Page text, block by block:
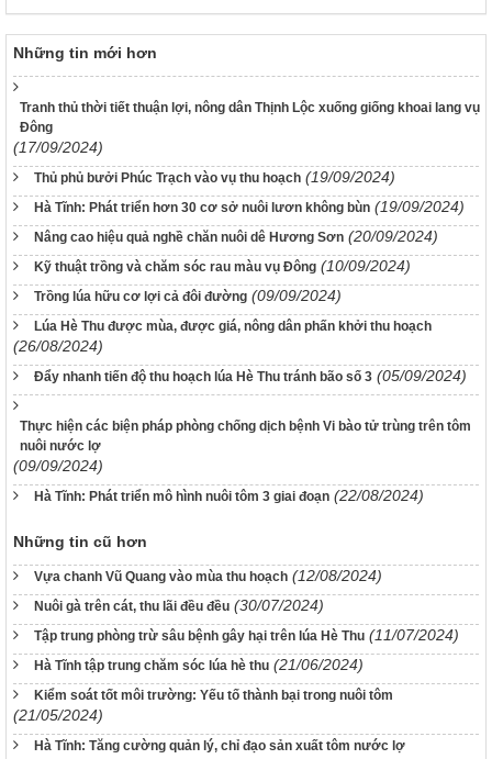
Những tin mới hơn
Tranh thủ thời tiết thuận lợi, nông dân Thịnh Lộc xuống giống khoai lang vụ
Đông
(17/09/2024)
Thủ phủ bưởi Phúc Trạch vào vụ thu hoạch (19/09/2024)
Hà Tĩnh: Phát triển hơn 30 cơ sở nuôi lươn không bùn (19/09/2024)
Nâng cao hiệu quả nghề chăn nuôi dê Hương Sơn (20/09/2024)
Kỹ thuật trồng và chăm sóc rau màu vụ Đông (10/09/2024)
Trồng lúa hữu cơ lợi cả đôi đường (09/09/2024)
Lúa Hè Thu được mùa, được giá, nông dân phấn khởi thu hoạch
(26/08/2024)
Đẩy nhanh tiến độ thu hoạch lúa Hè Thu tránh bão số 3 (05/09/2024)
Thực hiện các biện pháp phòng chống dịch bệnh Vi bào tử trùng trên tôm
nuôi nước lợ
(09/09/2024)
Hà Tĩnh: Phát triển mô hình nuôi tôm 3 giai đoạn (22/08/2024)
Những tin cũ hơn
Vựa chanh Vũ Quang vào mùa thu hoạch (12/08/2024)
Nuôi gà trên cát, thu lãi đều đều (30/07/2024)
Tập trung phòng trừ sâu bệnh gây hại trên lúa Hè Thu (11/07/2024)
Hà Tĩnh tập trung chăm sóc lúa hè thu (21/06/2024)
Kiểm soát tốt môi trường: Yếu tố thành bại trong nuôi tôm
(21/05/2024)
Hà Tĩnh: Tăng cường quản lý, chỉ đạo sản xuất tôm nước lợ